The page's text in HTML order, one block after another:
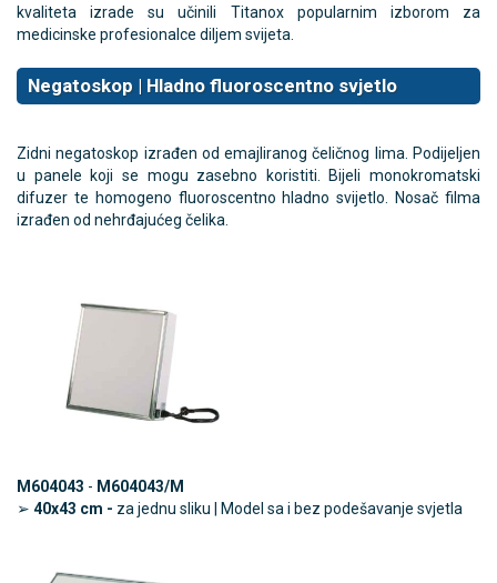
kvaliteta izrade su učinili Titanox popularnim izborom za
medicinske profesionalce diljem svijeta.
Negatoskop | Hladno fluoroscentno svjetlo
Zidni negatoskop izrađen od emajliranog čeličnog lima. Podijeljen
u panele koji se mogu zasebno koristiti. Bijeli monokromatski
difuzer te homogeno fluoroscentno hladno svijetlo. Nosač filma
izrađen od nehrđajućeg čelika.
M604043 - M604043/M
➢ 40x43 cm - za jednu sliku | Model sa i bez podešavanje svjetla